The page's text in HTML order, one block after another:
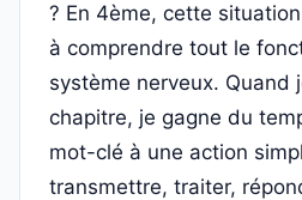
? En 4ème, cette
à comprendre tout le
système nerveux. Quand
chapitre, je gagne du
mot-clé à une action
transmettre, traiter,